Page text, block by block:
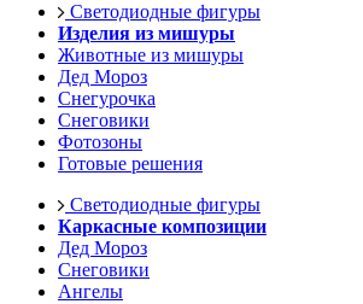
Светодиодные фигуры
Изделия из мишуры
Животные из мишуры
Дед Мороз
Снегурочка
Снеговики
Фотозоны
Готовые решения
Светодиодные фигуры
Каркасные композиции
Дед Мороз
Снеговики
Ангелы